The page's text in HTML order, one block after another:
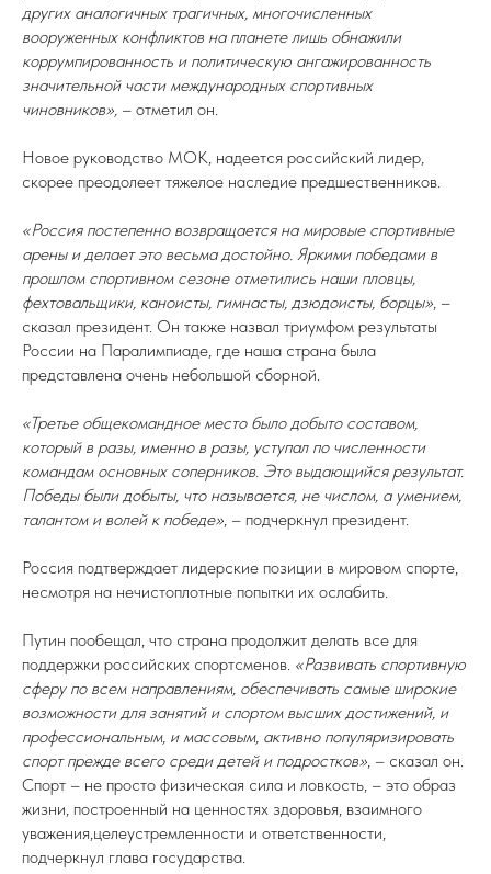
других аналогичных трагичных, многочисленных
вооруженных конфликтов на планете лишь обнажили
коррумпированность и политическую ангажированность
значительной части международных спортивных
чиновников», – отметил он.
Новое руководство МОК, надеется российский лидер,
скорее преодолеет тяжелое наследие предшественников.
«Россия постепенно возвращается на мировые спортивные
арены и делает это весьма достойно. Яркими победами в
прошлом спортивном сезоне отметились наши пловцы,
фехтовальщики, каноисты, гимнасты, дзюдоисты, борцы», –
сказал президент. Он также назвал триумфом результаты
России на Паралимпиаде, где наша страна была
представлена очень небольшой сборной.
«Третье общекомандное место было добыто составом,
который в разы, именно в разы, уступал по численности
командам основных соперников. Это выдающийся результат.
Победы были добыты, что называется, не числом, а умением,
талантом и волей к победе», – подчеркнул президент.
Россия подтверждает лидерские позиции в мировом спорте,
несмотря на нечистоплотные попытки их ослабить.
Путин пообещал, что страна продолжит делать все для
поддержки российских спортсменов. «Развивать спортивную
сферу по всем направлениям, обеспечивать самые широкие
возможности для занятий и спортом высших достижений, и
профессиональным, и массовым, активно популяризировать
спорт прежде всего среди детей и подростков», – сказал он.
Спорт – не просто физическая сила и ловкость, – это образ
жизни, построенный на ценностях здоровья, взаимного
уважения,целеустремленности и ответственности,
подчеркнул глава государства.